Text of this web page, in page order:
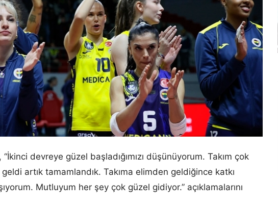
devreye güzel başladığımızı düşünüyorum. Takım çok
artık tamamlandık. Takıma elimden geldiğince katkı
Mutluyum her şey çok güzel gidiyor.” açıklamalarını